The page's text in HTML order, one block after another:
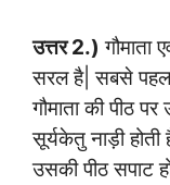
उत्तर 2.) गौमाता
सरल है| सबसे पहला
गौमाता की पीठ
सूर्यकेतु नाड़ी
उसकी पीठ सपाट